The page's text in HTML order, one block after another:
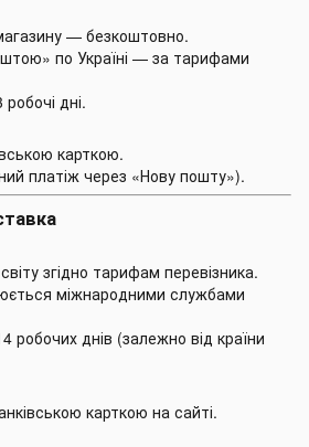
— безкоштовно.
по Україні — за тарифами
дні.
карткою.
платіж через «Нову пошту»).
згідно тарифам перевізника.
міжнародними службами
робочих днів (залежно від країни
карткою на сайті.